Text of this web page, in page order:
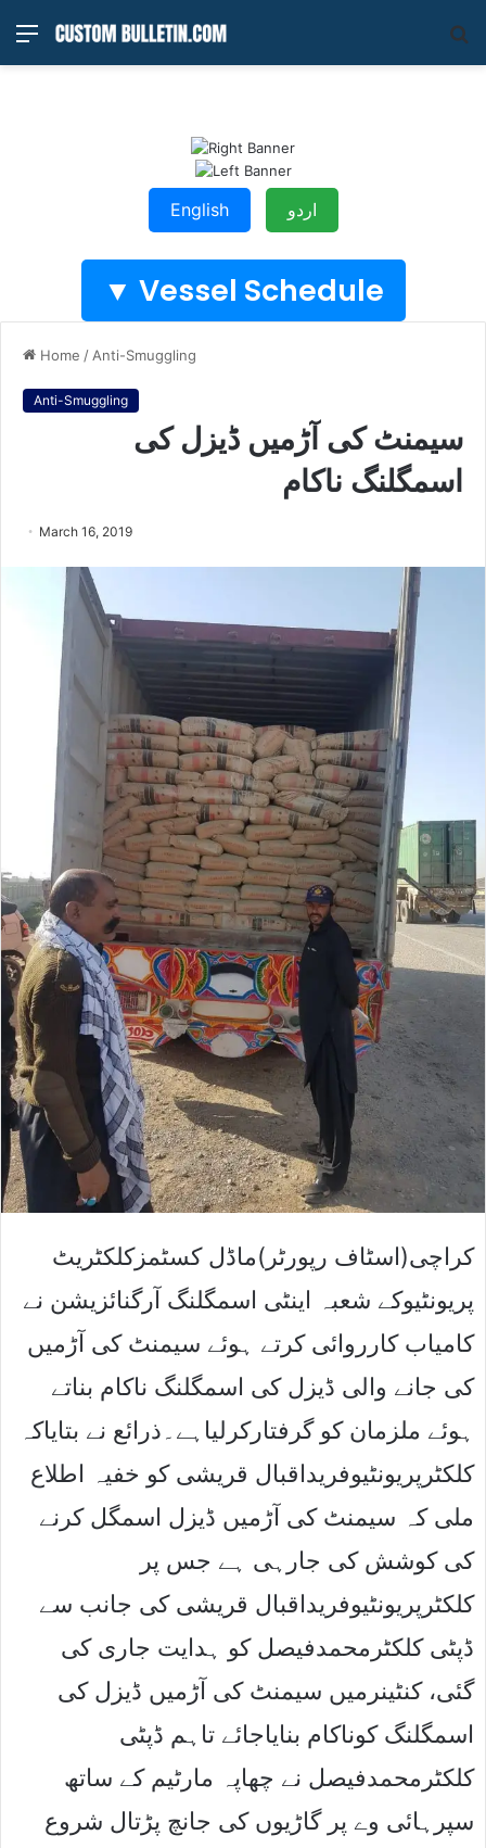
Menu
English اردو
Vessel Schedule ▼
Home / Anti-Smuggling
Anti-Smuggling
سیمنٹ کی آڑمیں ڈیزل کی
اسمگلنگ ناکام
March 16, 2019
کراچی(اسٹاف رپورٹر)ماڈل کسٹمزکلکٹریٹ
پریونٹیوکے شعبہ اینٹی اسمگلنگ آرگنائزیشن نے
کامیاب کارروائی کرتے ہوئے سیمنٹ کی آڑمیں
کی جانے والی ڈیزل کی اسمگلنگ ناکام بناتے
ہوئے ملزمان کو گرفتارکرلیاہے۔ذرائع نے بتایاکہ
کلکٹرپریونٹیوفریداقبال قریشی کو خفیہ اطلاع
ملی کہ سیمنٹ کی آڑمیں ڈیزل اسمگل کرنے
کی کوشش کی جارہی ہے جس پر
کلکٹرپریونٹیوفریداقبال قریشی کی جانب سے
ڈپٹی کلکٹرمحمدفیصل کو ہدایت جاری کی
گئی، کنٹینرمیں سیمنٹ کی آڑمیں ڈیزل کی
اسمگلنگ کوناکام بنایاجائے تاہم ڈپٹی
کلکٹرمحمدفیصل نے چھاپہ مارٹیم کے ساتھ
سپرہائی وے پر گاڑیوں کی جانچ پڑتال شروع